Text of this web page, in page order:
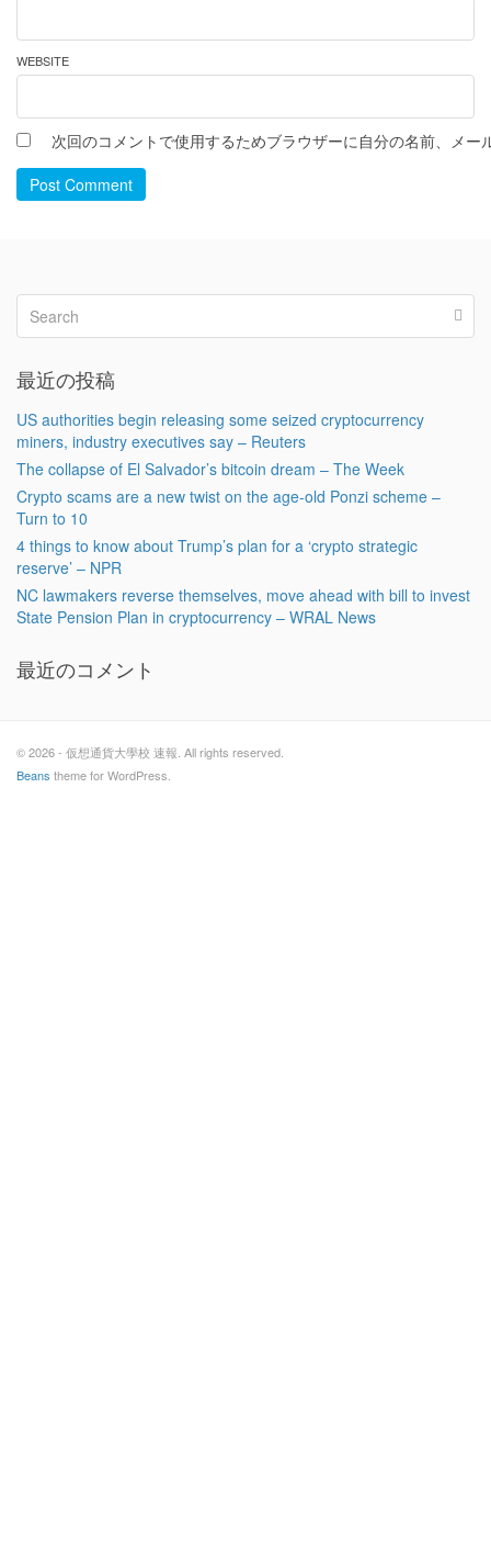
WEBSITE
次回のコメントで使用するためブラウザーに自分の名前、メー
Post Comment
最近の投稿
US authorities begin releasing some seized cryptocurrency
miners, industry executives say – Reuters
The collapse of El Salvador’s bitcoin dream – The Week
Crypto scams are a new twist on the age-old Ponzi scheme –
Turn to 10
4 things to know about Trump’s plan for a ‘crypto strategic
reserve’ – NPR
NC lawmakers reverse themselves, move ahead with bill to invest
State Pension Plan in cryptocurrency – WRAL News
最近のコメント
© 2026 - 仮想通貨大學校 速報. All rights reserved.
Beans theme for WordPress.